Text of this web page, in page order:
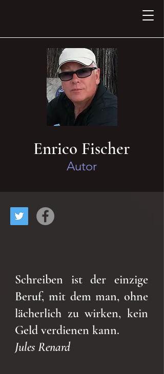
Enrico Fischer
Autor
Schreiben ist der einzige
Beruf, mit dem man, ohne
lächerlich zu wirken, kein
Geld verdienen kann.
Jules Renard